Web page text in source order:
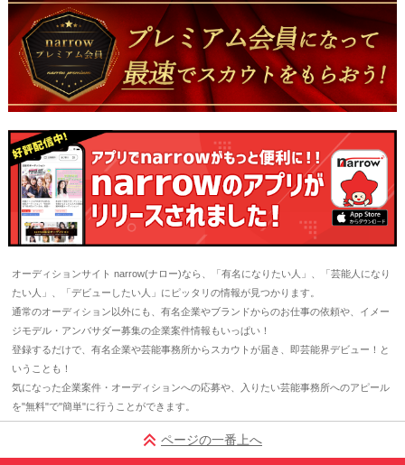
オーディションサイト narrow(ナロー)なら、「有名になりたい人」、「芸能人になり
たい人」、「デビューしたい人」にピッタリの情報が見つかります。
通常のオーディション以外にも、有名企業やブランドからのお仕事の依頼や、イメー
ジモデル・アンバサダー募集の企業案件情報もいっぱい！
登録するだけで、有名企業や芸能事務所からスカウトが届き、即芸能界デビュー！と
いうことも！
気になった企業案件・オーディションへの応募や、入りたい芸能事務所へのアピール
を"無料"で"簡単"に行うことができます。
ページの一番上へ